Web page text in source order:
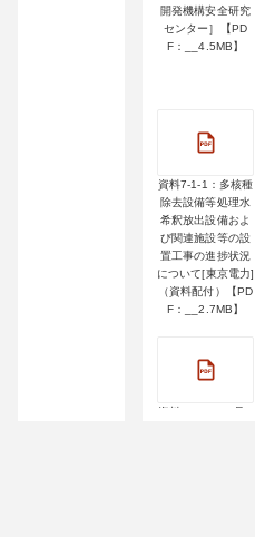
開発機構安全研究
センター］【PD
F：__4.5MB】
資料7-1-1：多核種
除去設備等処理水
希釈放出設備およ
び関連施設等の設
置工事の進捗状況
について[東京電力]
（資料配付）【PD
F：__2.7MB】
資料7-3：1／2号S